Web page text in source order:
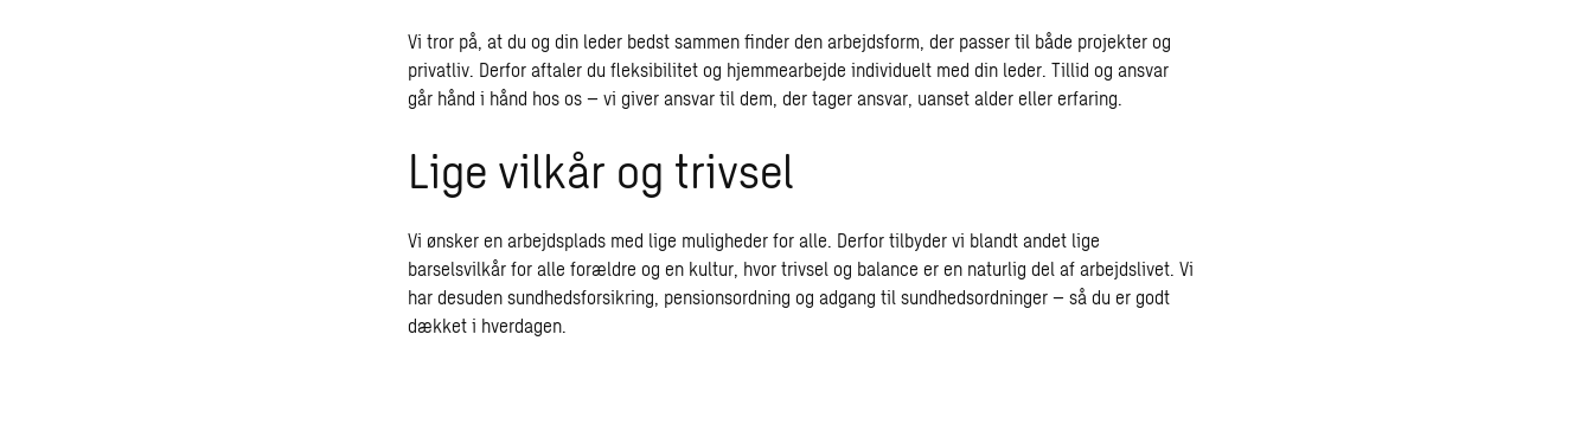
Vi tror på, at du og din leder bedst sammen finder den arbejdsform, der passer til både projekter og
privatliv. Derfor aftaler du fleksibilitet og hjemmearbejde individuelt med din leder. Tillid og ansvar
går hånd i hånd hos os – vi giver ansvar til dem, der tager ansvar, uanset alder eller erfaring.
Lige vilkår og trivsel
Vi ønsker en arbejdsplads med lige muligheder for alle. Derfor tilbyder vi blandt andet lige
barselsvilkår for alle forældre og en kultur, hvor trivsel og balance er en naturlig del af arbejdslivet. Vi
har desuden sundhedsforsikring, pensionsordning og adgang til sundhedsordninger – så du er godt
dækket i hverdagen.